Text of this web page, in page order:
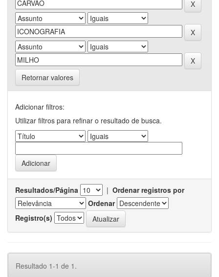
Retornar valores
Adicionar filtros:
Utilizar filtros para refinar o resultado de busca.
Resultados/Página | Ordenar registros por
Ordenar
Registro(s)
Resultado 1-1 de 1.